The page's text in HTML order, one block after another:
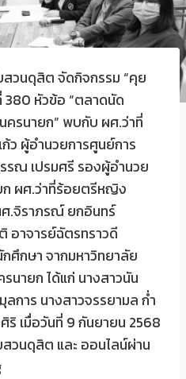
วนดุสิต จัดกิจกรรม “คุย
380 หัวข้อ “ตลาดนัด
รนายก” พบกับ ผศ.ว่าที่
ผู้อำนวยการศูนย์การ
รณ เปรมศรี รองผู้อำนวย
ก ผศ.ว่าที่ร้อยตรีหญิง
.จิราภรณ์ ยกอินทร์
อาจารย์ฉัตรทราวดี
ศึกษา จากมหาวิทยาลัย
นายก ได้แก่ นางสาวนัน
การ นางสาวจรรยามล ก่ำ
เมื่อวันที่ 9 กันยายน 2568
วนดุสิต และ ออนไลน์ผ่าน